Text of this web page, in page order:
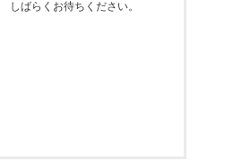
しばらくお待ちください。